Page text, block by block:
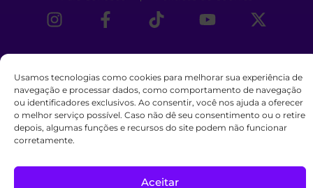
Usamos tecnologias como cookies para melhorar sua experiência de
navegação e processar dados, como comportamento de navegação
ou identificadores exclusivos. Ao consentir, você nos ajuda a oferecer
o melhor serviço possível. Caso não dê seu consentimento ou o retire
depois, algumas funções e recursos do site podem não funcionar
corretamente.
Aceitar